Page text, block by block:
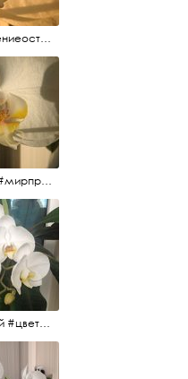
#мгновениеостановись #прекрасныймомент #жаждарасцвета
#цветы #мирпрекрасен #пятьутра
#шестой #цветыцветут #цветы #лето2017 #летнийснег